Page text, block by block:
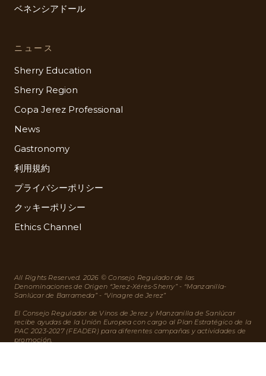
ベネンシアドール
ニュース
Sherry Education
Sherry Region
Copa Jerez Professional
News
Gastronomy
利用規約
プライバシーポリシー
クッキーポリシー
Ethics Channel
All Rights Reserved. 2026 © Consejo Regulador de las
Denominaciones de Origen “Jerez-Xérès-Sherry” - “Manzanilla-
Sanlúcar de Barrameda” - “Vinagre de Jerez”
El Consejo Regulador de Vinos de Jerez y Manzanilla de Sanlúcar
recibe ayudas de la Unión Europea con cargo al Plan Estratégico de la
PAC 2023-2027 (FEADER) para diferentes campañas y actividades de
promoción.